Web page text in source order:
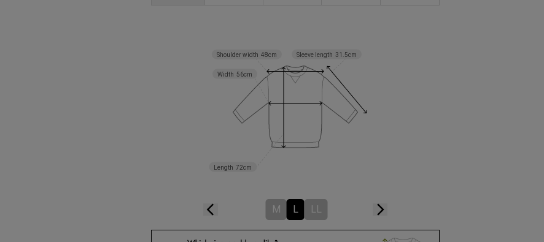
Sleeve length 31.5cm
Length 72cm
Width 56cm
Shoulder width 48cm
M L LL